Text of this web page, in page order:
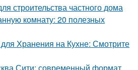
строительства частного дома
комнату: 20 полезных
Хранения на Кухне: Смотрите